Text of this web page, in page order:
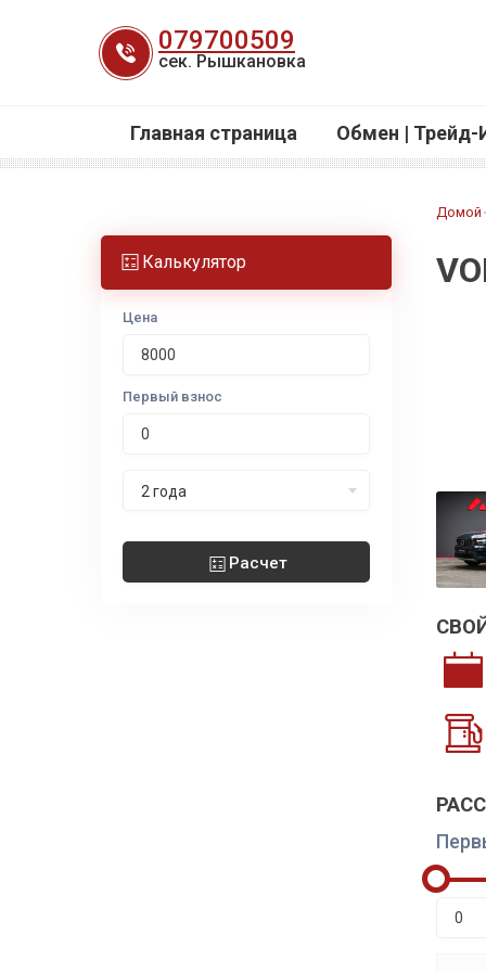
содержанию
079700509
сек. Рышкановка
Главная страница Обмен | Трейд-
Калькулятор
Цена
Первый взнос
2 года
Расчет
Домой